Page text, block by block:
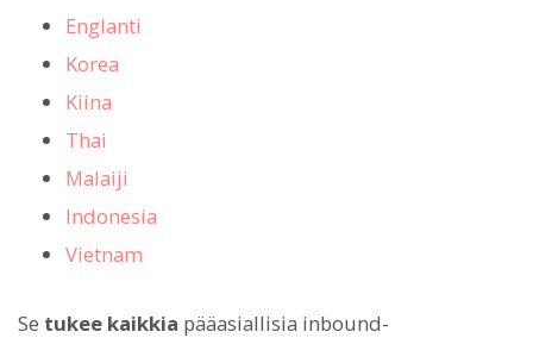
Englanti
Korea
Kiina
Thai
Malaiji
Indonesia
Vietnam
Se tukee kaikkia pääasiallisia inbound-